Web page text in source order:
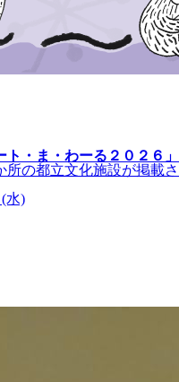
・ま・わーる２０２６」
所の都立文化施設が掲載さ
水)